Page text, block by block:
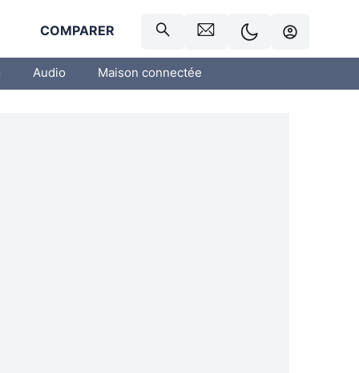
COMPARER
Audio Maison connectée